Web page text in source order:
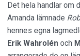
Det hela handlar om
Amanda lämnade
hennes egna
Erik Wahrolén och